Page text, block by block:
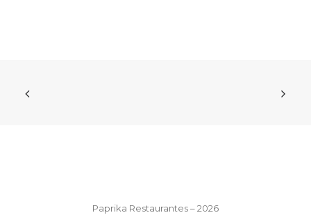
Paprika Restaurantes – 2026